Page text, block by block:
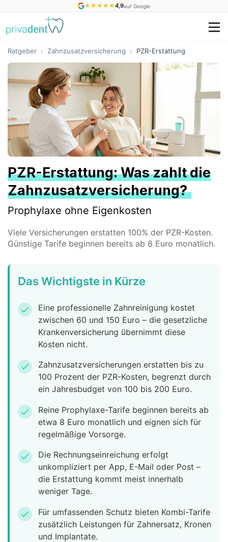
★ ★ ★ ★ ★4,9auf Google
Ratgeber › Zahnzusatzversicherung › PZR-Erstattung
PZR-Erstattung: Was zahlt die
Zahnzusatzversicherung?
Prophylaxe ohne Eigenkosten
Viele Versicherungen erstatten 100% der PZR-Kosten.
Günstige Tarife beginnen bereits ab 8 Euro monatlich.
Das Wichtigste in Kürze
check
Eine professionelle Zahnreinigung kostet
zwischen 60 und 150 Euro – die gesetzliche
Krankenversicherung übernimmt diese
Kosten nicht.
check
Zahnzusatzversicherungen erstatten bis zu
100 Prozent der PZR-Kosten, begrenzt durch
ein Jahresbudget von 100 bis 200 Euro.
check
Reine Prophylaxe-Tarife beginnen bereits ab
etwa 8 Euro monatlich und eignen sich für
regelmäßige Vorsorge.
check
Die Rechnungseinreichung erfolgt
unkompliziert per App, E-Mail oder Post –
die Erstattung kommt meist innerhalb
weniger Tage.
check
Für umfassenden Schutz bieten Kombi-Tarife
zusätzlich Leistungen für Zahnersatz, Kronen
und Implantate.